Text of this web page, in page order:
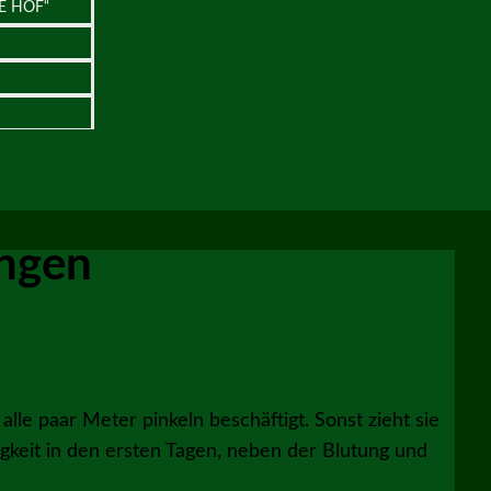
HOF“
paar Meter pinkeln beschäftigt. Sonst zieht sie
in den ersten Tagen, neben der Blutung und